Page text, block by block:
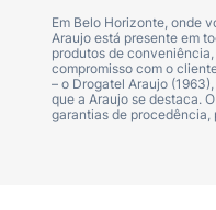
práticas
Em Belo Horizonte, onde
Araujo está presente em
produtos de
compromisso com o
– o Drogatel Araujo
que a Araujo se destaca.
garantias de procedência,